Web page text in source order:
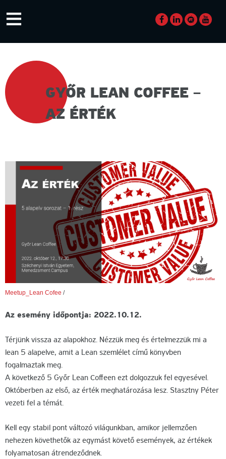
≡
GYŐR LEAN COFFEE –
AZ ÉRTÉK
Meetup_Lean Cofee /
Az esemény időpontja: 2022.10.12.
Térjünk vissza az alapokhoz. Nézzük meg és értelmezzük mi a
lean 5 alapelve, amit a Lean szemlélet című könyvben
fogalmaztak meg.
A következő 5 Győr Lean Coffeen ezt dolgozzuk fel egyesével.
Októberben az első, az érték meghatározása lesz. Stasztny Péter
vezeti fel a témát.
Kell egy stabil pont változó világunkban, amikor jellemzően
nehezen követhetők az egymást követő események, az értékek
folyamatosan átrendeződnek.